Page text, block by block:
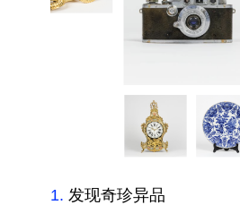
1. 发现奇珍异品